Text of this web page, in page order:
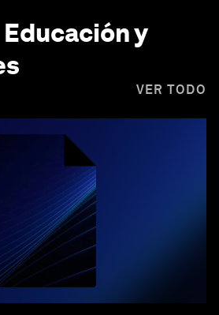
Educación y
VER TODO